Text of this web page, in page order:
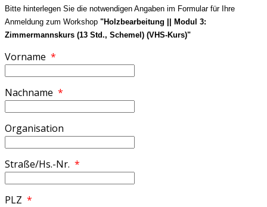
Bitte hinterlegen Sie die notwendigen Angaben im Formular für Ihre
Anmeldung zum Workshop "Holzbearbeitung || Modul 3:
Zimmermannskurs (13 Std., Schemel) (VHS-Kurs)"
Vorname *
Nachname *
Organisation
Straße/Hs.-Nr. *
PLZ *